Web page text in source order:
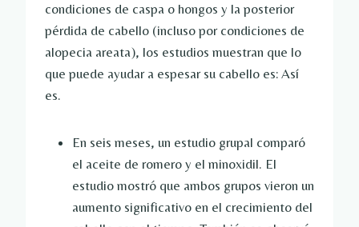
condiciones de caspa o hongos y la posterior
pérdida de cabello (incluso por condiciones de
alopecia areata), los estudios muestran que lo
que puede ayudar a espesar su cabello es: Así
es.
En seis meses, un estudio grupal comparó
el aceite de romero y el minoxidil. El
estudio mostró que ambos grupos vieron un
aumento significativo en el crecimiento del